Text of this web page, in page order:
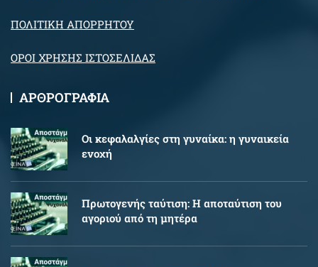
ΠΟΛΙΤΙΚΗ ΑΠΟΡΡΗΤΟΥ
ΟΡΟΙ ΧΡΗΣΗΣ ΙΣΤΟΣΕΛΙΔΑΣ
ΑΡΘΡΟΓΡΑΦΙΑ
Oι κεφαλαλγίες στη γυναίκα: η γυναικεία
ενοχή
Πρωτογενής ταύτιση: Η αποταύτιση του
αγοριού από τη μητέρα